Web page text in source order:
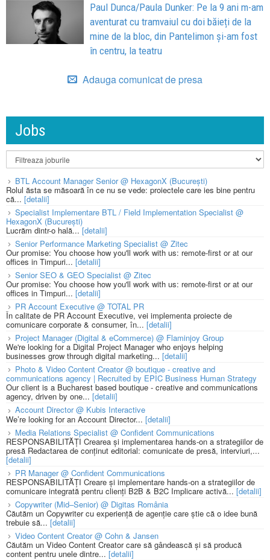
Paul Dunca/Paula Dunker: Pe la 9 ani m-am
aventurat cu tramvaiul cu doi băieți de la
mine de la bloc, din Pantelimon și-am fost
în centru, la teatru
Adauga comunicat de presa
Jobs
BTL Account Manager Senior @ HexagonX (București)
Rolul ăsta se măsoară în ce nu se vede: proiectele care ies bine pentru
că... [detalii]
Specialist Implementare BTL / Field Implementation Specialist @
HexagonX (București)
Lucrăm dintr-o hală...[detalii]
Senior Performance Marketing Specialist @ Zitec
Our promise: You choose how you'll work with us: remote-first or at our
offices in Timpuri... [detalii]
Senior SEO & GEO Specialist @ Zitec
Our promise: You choose how you'll work with us: remote-first or at our
offices in Timpuri... [detalii]
PR Account Executive @ TOTAL PR
În calitate de PR Account Executive, vei implementa proiecte de
comunicare corporate & consumer, în... [detalii]
Project Manager (Digital & eCommerce) @ Flaminjoy Group
We're looking for a Digital Project Manager who enjoys helping
businesses grow through digital marketing... [detalii]
Photo & Video Content Creator @ boutique - creative and
communications agency | Recruited by EPIC Business Human Strategy
Our client is a Bucharest based boutique - creative and communications
agency, driven by one... [detalii]
Account Director @ Kubis Interactive
We’re looking for an Account Director... [detalii]
Media Relations Specialist @ Confident Communications
RESPONSABILITĂȚI Crearea și implementarea hands-on a strategiilor de
presă Redactarea de conținut editorial: comunicate de presă, interviuri,...
[detalii]
PR Manager @ Confident Communications
RESPONSABILITĂȚI Creare și implementare hands-on a strategiilor de
comunicare integrată pentru clienți B2B & B2C Implicare activă... [detalii]
Copywriter (Mid–Senior) @ Digitas România
Căutăm un Copywriter cu experiență de agenție care știe că o idee bună
trebuie să... [detalii]
Video Content Creator @ Cohn & Jansen
Căutăm un Video Content Creator care să gândească și să producă
content pentru unele dintre... [detalii]